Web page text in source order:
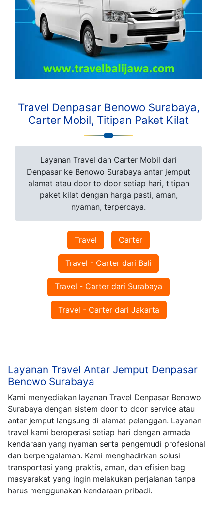
Travel Denpasar Benowo Surabaya,
Carter Mobil, Titipan Paket Kilat
Layanan Travel dan Carter Mobil dari
Denpasar ke Benowo Surabaya antar jemput
alamat atau door to door setiap hari, titipan
paket kilat dengan harga pasti, aman,
nyaman, terpercaya.
Travel Carter
Travel - Carter dari Bali
Travel - Carter dari Surabaya
Travel - Carter dari Jakarta
Layanan Travel Antar Jemput Denpasar
Benowo Surabaya
Kami menyediakan layanan Travel Denpasar Benowo
Surabaya dengan sistem door to door service atau
antar jemput langsung di alamat pelanggan. Layanan
travel kami beroperasi setiap hari dengan armada
kendaraan yang nyaman serta pengemudi profesional
dan berpengalaman. Kami menghadirkan solusi
transportasi yang praktis, aman, dan efisien bagi
masyarakat yang ingin melakukan perjalanan tanpa
harus menggunakan kendaraan pribadi.